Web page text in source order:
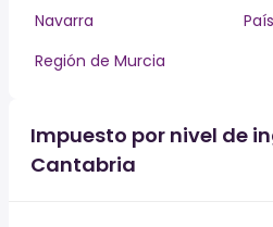
Navarra
Región de Murcia
Impuesto por nivel de
Cantabria